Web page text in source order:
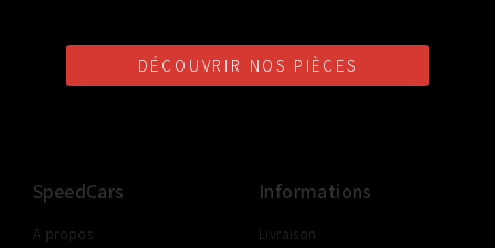
SpeedCars
A propos
Informations
Livraison
DÉCOUVRIR NOS PIÈCES